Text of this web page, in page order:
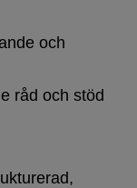
och
råd och stöd